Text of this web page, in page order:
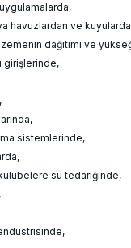
havuzlardan ve
dağıtımı ve
girişlerinde,
sistemlerinde,
su tedariğinde,